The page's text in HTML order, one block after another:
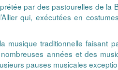
par des pastourelles de
qui, exécutées en
musique traditionnelle
années et des
pauses musicales